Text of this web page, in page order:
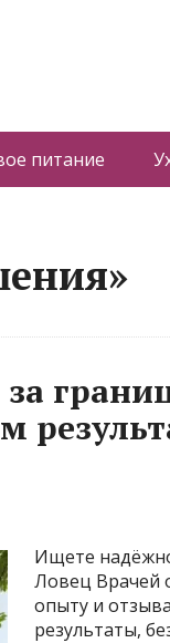
питание
Ищете
Ловец Врачей
опыту и
результаты,